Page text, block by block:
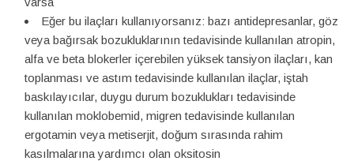
Eğer bu ilaçları kullanıyorsanız: bazı antidepresanlar, göz
veya bağırsak bozukluklarının tedavisinde kullanılan atropin,
alfa ve beta blokerler içerebilen yüksek tansiyon ilaçları, kan
toplanması ve astım tedavisinde kullanılan ilaçlar, iştah
baskılayıcılar, duygu durum bozuklukları tedavisinde
kullanılan moklobemid, migren tedavisinde kullanılan
ergotamin veya metiserjit, doğum sırasında rahim
kasılmalarına yardımcı olan oksitosin